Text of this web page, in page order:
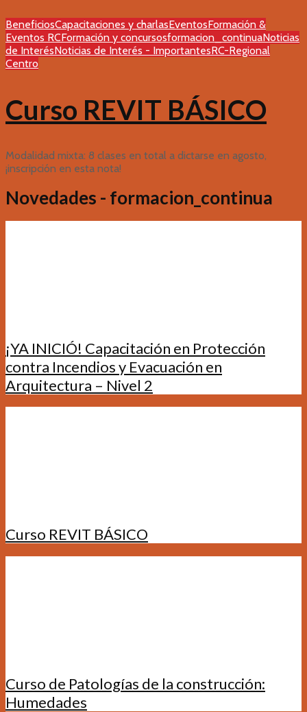
BeneficiosCapacitaciones y charlasEventosFormación &
Eventos RCFormación y concursosformacion_continuaNoticias
de InterésNoticias de Interés - ImportantesRC-Regional
Centro
Curso REVIT BÁSICO
Modalidad mixta: 8 clases en total a dictarse en agosto,
¡inscripción en esta nota!
Novedades - formacion_continua
¡YA INICIÓ! Capacitación en Protección
contra Incendios y Evacuación en
Arquitectura – Nivel 2
Curso REVIT BÁSICO
Curso de Patologías de la construcción:
Humedades